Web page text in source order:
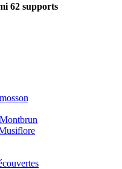
62 supports